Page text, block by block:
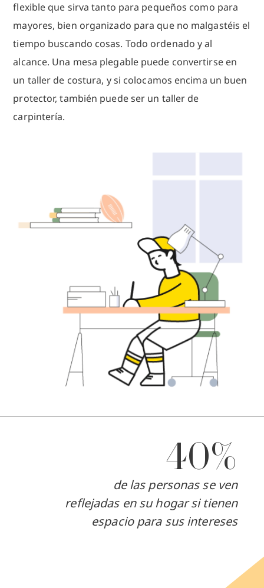
flexible que sirva tanto para pequeños como para
mayores, bien organizado para que no malgastéis el
tiempo buscando cosas. Todo ordenado y al
alcance. Una mesa plegable puede convertirse en
un taller de costura, y si colocamos encima un buen
protector, también puede ser un taller de
carpintería.
40%
de las personas se ven
reflejadas en su hogar si tienen
espacio para sus intereses